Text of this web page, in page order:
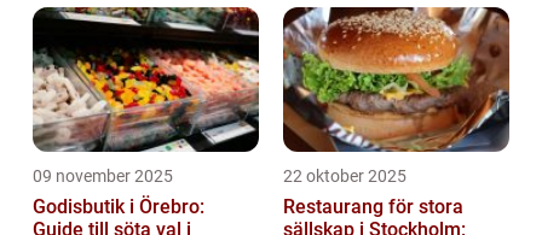
09 november 2025
Godisbutik i Örebro:
Guide till söta val i
22 oktober 2025
Restaurang för stora
sällskap i Stockholm: